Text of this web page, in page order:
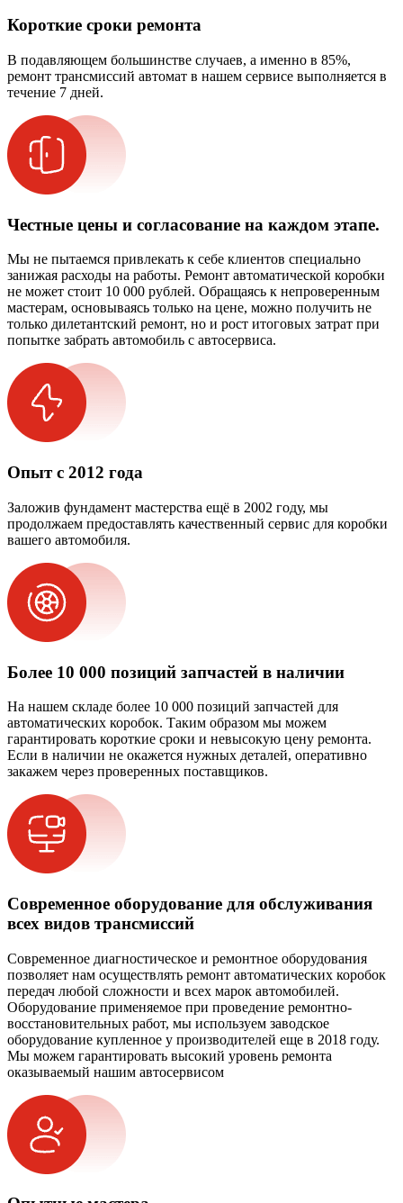
Короткие сроки ремонта
В подавляющем большинстве случаев, а именно в 85%,
ремонт трансмиссий автомат в нашем сервисе выполняется в
течение 7 дней.
Честные цены и согласование на каждом этапе.
Мы не пытаемся привлекать к себе клиентов специально
занижая расходы на работы. Ремонт автоматической коробки
не может стоит 10 000 рублей. Обращаясь к непроверенным
мастерам, основываясь только на цене, можно получить не
только дилетантский ремонт, но и рост итоговых затрат при
попытке забрать автомобиль с автосервиса.
Опыт с 2012 года
Заложив фундамент мастерства ещё в 2002 году, мы
продолжаем предоставлять качественный сервис для коробки
вашего автомобиля.
Более 10 000 позиций запчастей в наличии
На нашем складе более 10 000 позиций запчастей для
автоматических коробок. Таким образом мы можем
гарантировать короткие сроки и невысокую цену ремонта.
Если в наличии не окажется нужных деталей, оперативно
закажем через проверенных поставщиков.
Современное оборудование для обслуживания
всех видов трансмиссий
Современное диагностическое и ремонтное оборудования
позволяет нам осуществлять ремонт автоматических коробок
передач любой сложности и всех марок автомобилей.
Оборудование применяемое при проведение ремонтно-
восстановительных работ, мы используем заводское
оборудование купленное у производителей еще в 2018 году.
Мы можем гарантировать высокий уровень ремонта
оказываемый нашим автосервисом